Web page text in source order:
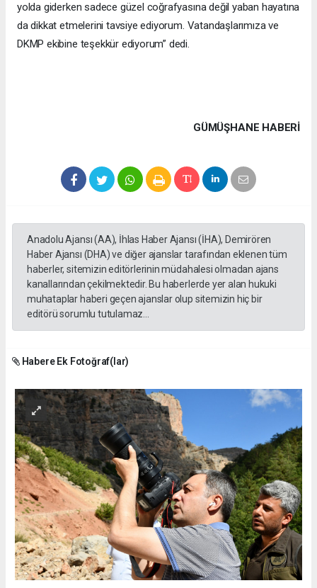
yolda giderken sadece güzel coğrafyasına değil yaban hayatına
da dikkat etmelerini tavsiye ediyorum. Vatandaşlarımıza ve
DKMP ekibine teşekkür ediyorum” dedi.
GÜMÜŞHANE HABERİ
Anadolu Ajansı (AA), İhlas Haber Ajansı (İHA), Demirören
Haber Ajansı (DHA) ve diğer ajanslar tarafından eklenen tüm
haberler, sitemizin editörlerinin müdahalesi olmadan ajans
kanallarından çekilmektedir. Bu haberlerde yer alan hukuki
muhataplar haberi geçen ajanslar olup sitemizin hiç bir
editörü sorumlu tutulamaz...
Habere Ek Fotoğraf(lar)